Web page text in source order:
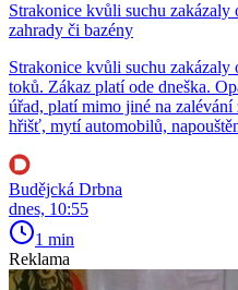
Strakonice kvůli suchu zakázaly
zahrady či bazény
Strakonice kvůli suchu
toků. Zákaz platí ode dneška.
úřad, platí mimo jiné na
hřišť, mytí automobilů,
Budějcká Drbna
dnes, 10:55
1 min
Reklama